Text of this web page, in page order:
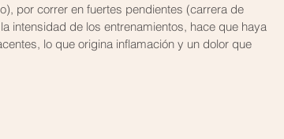
por correr en fuertes pendientes (carrera de
intensidad de los entrenamientos, hace que haya
lo que origina inflamación y un dolor que